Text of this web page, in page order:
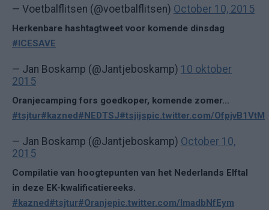
— Voetbalflitsen (@voetbalflitsen) October 10, 2015
Herkenbare hashtagtweet voor komende dinsdag
#ICESAVE
— Jan Boskamp (@Jantjeboskamp) 10 oktober
2015
Oranjecamping fors goedkoper, komende zomer...
#tsjtur#kazned#NEDTSJ#tsjijspic.twitter.com/OfpjvB1VtM
— Jan Boskamp (@Jantjeboskamp) October 10,
2015
Compilatie van hoogtepunten van het Nederlands Elftal
in deze EK-kwalificatiereeks.
#kazned#tsjtur#Oranjepic.twitter.com/lmadbNfEym